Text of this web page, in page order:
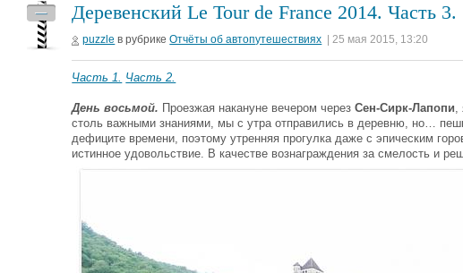
Деревенский Le Tour de France 2014. Часть 3.
puzzle в рубрикеОтчёты об автопутешествиях | 25 мая 2015, 13:20
Часть 1. Часть 2.
День восьмой. Проезжая накануне вечером черезСен-Сирк-Лапопи,
столь важными знаниями, мы с утра отправились в деревню, но…
дефиците времени, поэтому утренняя прогулка даже с эпическим
истинное удовольствие. В качестве вознаграждения за смелость и
—